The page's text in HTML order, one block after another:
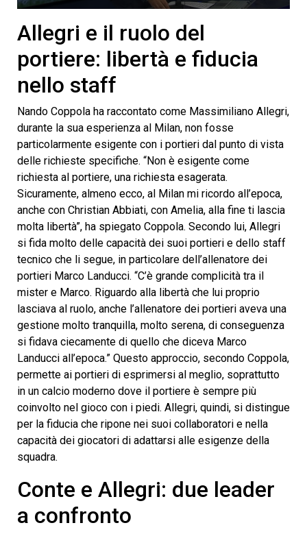
seconds
of
minutes,
52
seconds
Allegri e il ruolo del
portiere: libertà e fiducia
nello staff
Nando Coppola ha raccontato come Massimiliano Allegri,
durante la sua esperienza al Milan, non fosse
particolarmente esigente con i portieri dal punto di vista
delle richieste specifiche. “Non è esigente come
richiesta al portiere, una richiesta esagerata.
Sicuramente, almeno ecco, al Milan mi ricordo all’epoca,
anche con Christian Abbiati, con Amelia, alla fine ti lascia
molta libertà”, ha spiegato Coppola. Secondo lui, Allegri
si fida molto delle capacità dei suoi portieri e dello staff
tecnico che li segue, in particolare dell’allenatore dei
portieri Marco Landucci. “C’è grande complicità tra il
mister e Marco. Riguardo alla libertà che lui proprio
lasciava al ruolo, anche l’allenatore dei portieri aveva una
gestione molto tranquilla, molto serena, di conseguenza
si fidava ciecamente di quello che diceva Marco
Landucci all’epoca.” Questo approccio, secondo Coppola,
permette ai portieri di esprimersi al meglio, soprattutto
in un calcio moderno dove il portiere è sempre più
coinvolto nel gioco con i piedi. Allegri, quindi, si distingue
per la fiducia che ripone nei suoi collaboratori e nella
capacità dei giocatori di adattarsi alle esigenze della
squadra.
Conte e Allegri: due leader
a confronto